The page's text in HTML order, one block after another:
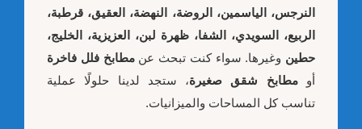
النرجس، الياسمين، الروضة، النهضة، العقيق، قرطبة،
الربيع، السويدي، الشفا، ظهرة لبن، العزيزية، الخليج،
حطين وغيرها. سواء كنت تبحث عنمطابخ فلل فاخرة
أومطابخ شقق صغيرة، ستجد لدينا حلولًا عملية
تناسب كل المساحات والميزانيات.